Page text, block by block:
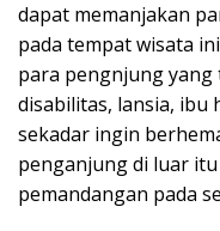
dapat memanjakan
pada tempat wisata
para pengnjung
disabilitas, lansia, ibu
sekadar ingin
penganjung di luar
pemandangan pada